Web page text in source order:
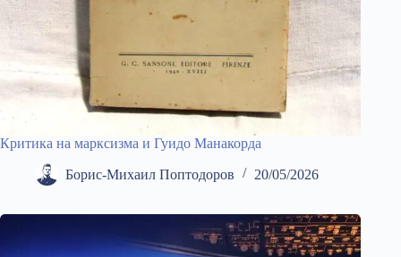
Критика на марксизма и Гуидо Манакорда
Борис-Михаил Поптодоров 20/05/2026